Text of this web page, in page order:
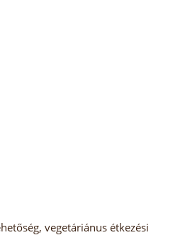
vegetáriánus étkezési